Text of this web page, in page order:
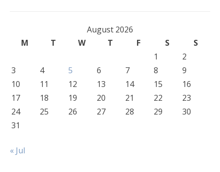
August 2026
M
T W T F S
S
1
2
3
4 5 6 7 8
9
10
11 12 13 14 15
16
17
18 19 20 21 22
23
24
25 26 27 28 29
30
31
« Jul